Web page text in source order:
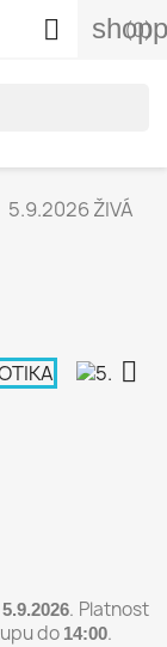
(0)

5.9.2026 ŽIVÁ

5.9.2026. Platnost
do 14:00.